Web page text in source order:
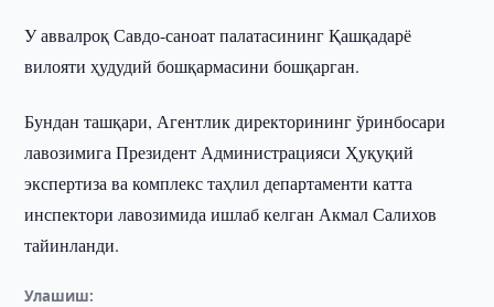
У аввалроқ Савдо-саноат палатасининг Қашқадарё
вилояти ҳудудий бошқармасини бошқарган.
Бундан ташқари, Агентлик директорининг ўринбосари
лавозимига Президент Администрацияси Ҳуқуқий
экспертиза ва комплекс таҳлил департаменти катта
инспектори лавозимида ишлаб келган Акмал Салихов
тайинланди.
Улашиш: